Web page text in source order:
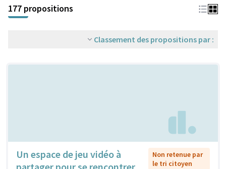
177 propositions
Classement des propositions par :
Un espace de jeu vidéo à
Non retenue par
le tri citoyen